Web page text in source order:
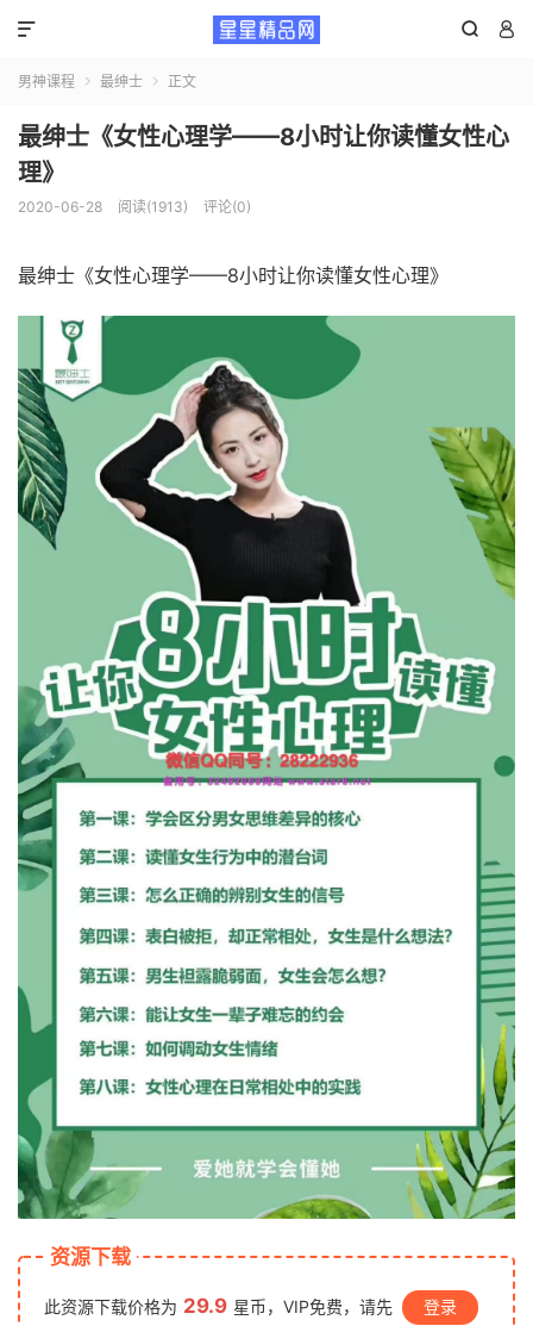
 

男神课程  最绅士  正文
最绅士《女性心理学——8小时让你读懂女性心
理》
2020-06-28 阅读(1913) 评论(0)
最绅士《女性心理学——8小时让你读懂女性心理》
资源下载
此资源下载价格为 29.9 星币，VIP免费，请先 登录